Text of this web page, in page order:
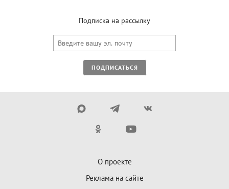
Подписка на рассылку
ПОДПИСАТЬСЯ
О проекте
Реклама на сайте